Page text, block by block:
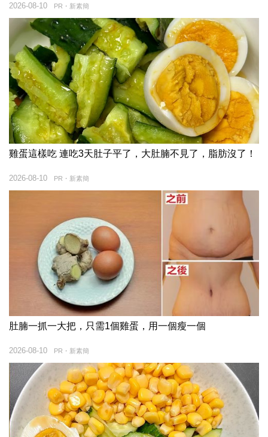
PR・新素簡
2026-08-10
雞蛋這樣吃 連吃3天肚子平了，大肚腩不見了，脂肪沒了！
PR・新素簡
2026-08-10
肚腩一抓一大把，只需1個雞蛋，用一個瘦一個
PR・新素簡
2026-08-10